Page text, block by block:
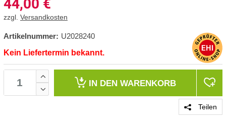
44,00 €
zzgl. Versandkosten
Artikelnummer: U2028240
Kein Liefertermin bekannt.
IN DEN WARENKORB
Teilen